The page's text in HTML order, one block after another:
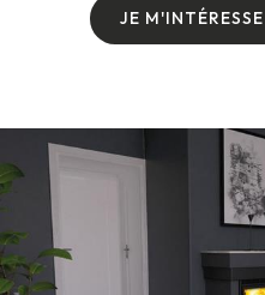
JE M'INTÉRESSE
JE M'INTÉRESSE